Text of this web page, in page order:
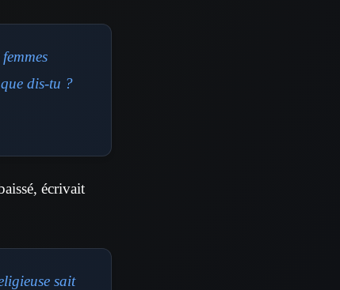
dis-tu ?
écrivait
sait